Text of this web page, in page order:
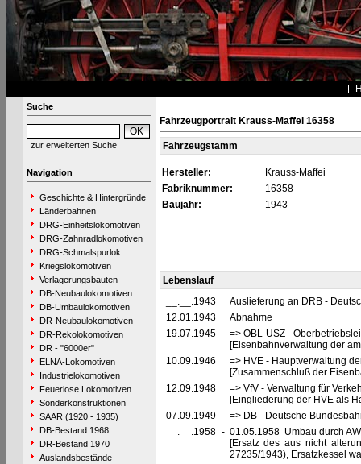
Suche
zur erweiterten Suche
Navigation
Geschichte & Hintergründe
Länderbahnen
DRG-Einheitslokomotiven
DRG-Zahnradlokomotiven
DRG-Schmalspurlok.
Kriegslokomotiven
Verlagerungsbauten
DB-Neubaulokomotiven
DB-Umbaulokomotiven
DR-Neubaulokomotiven
DR-Rekolokomotiven
DR - "6000er"
ELNA-Lokomotiven
Industrielokomotiven
Feuerlose Lokomotiven
Sonderkonstruktionen
SAAR (1920 - 1935)
DB-Bestand 1968
DR-Bestand 1970
Auslandsbestände
Fahrzeugportrait Krauss-Maffei 16358
Fahrzeugstamm
Hersteller:
Krauss-Maffei
Fabriknummer:
16358
Baujahr:
1943
Lebenslauf
__.__.1943
Auslieferung an DRB -
12.01.1943
Abnahme
19.07.1945
=> OBL-USZ -
[Eisenbahnverwaltung der
10.09.1946
=> HVE - Hauptverwaltung
[Zusammenschluß der
12.09.1948
=> VfV - Verwaltung für
[Eingliederung der HVE als
07.09.1949
=> DB - Deutsche
__.__.1958 - 01.05.1958 Umbau durch
[Ersatz des aus nicht
27235/1943), Ersatzkessel